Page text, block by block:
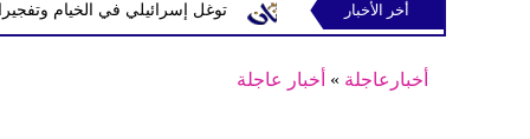
توغل إسرائيلي في الخيام وتفجيرات في رب ثلاثين
أخر الأخبار
أخبارعاجلة » أخبار عاجلة